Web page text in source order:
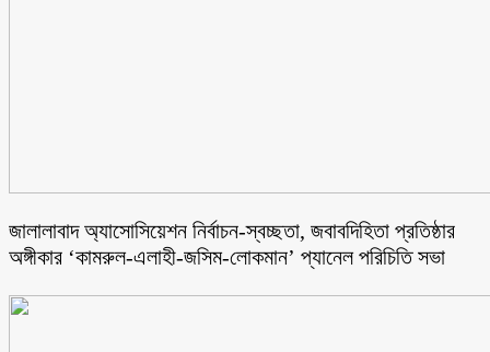
জালালাবাদ অ্যাসোসিয়েশন নির্বাচন-স্বচ্ছতা, জবাবদিহিতা প্রতিষ্ঠার
অঙ্গীকার ‘কামরুল-এলাহী-জসিম-লোকমান’ প্যানেল পরিচিতি সভা